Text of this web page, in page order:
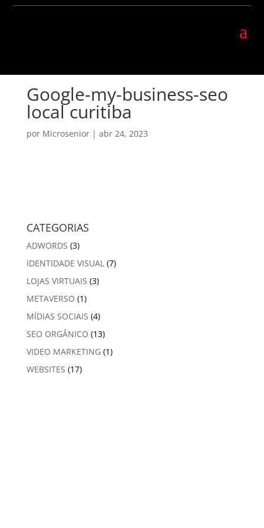
Google-my-business-seo
local curitiba
por Microsenior| abr 24, 2023
CATEGORIAS
ADWORDS (3)
IDENTIDADE VISUAL(7)
LOJAS VIRTUAIS (3)
METAVERSO (1)
MÍDIAS SOCIAIS (4)
SEO ORGÂNICO (13)
VIDEO MARKETING (1)
WEBSITES (17)